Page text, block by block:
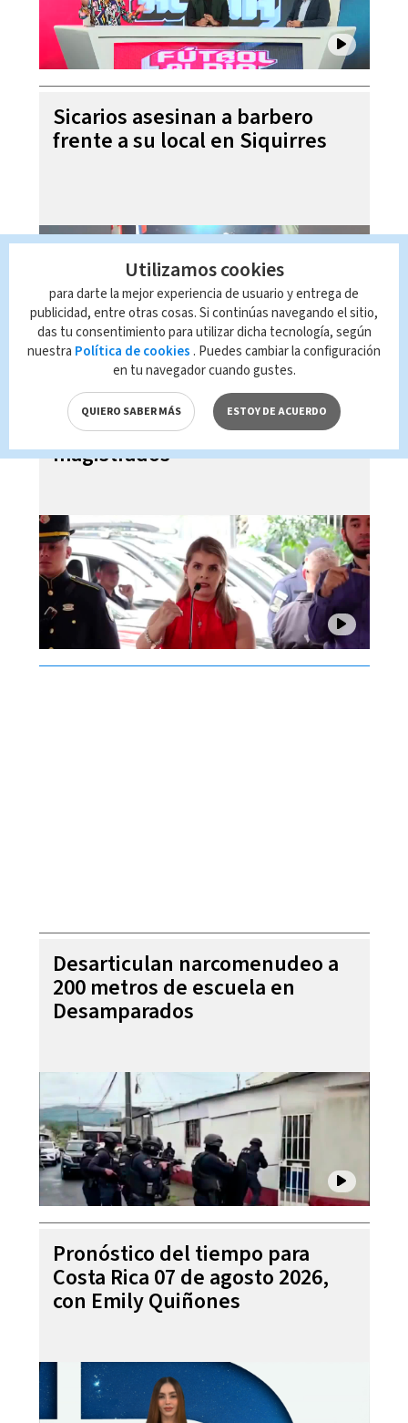
Sicarios asesinan a barbero
frente a su local en Siquirres
Laura Fernández niega ser
dictadora ante críticas de
magistrados
Desarticulan narcomenudeo a
200 metros de escuela en
Desamparados
Pronóstico del tiempo para
Costa Rica 07 de agosto 2026,
con Emily Quiñones
Utilizamos cookies
para darte la mejor experiencia de usuario y entrega de
publicidad, entre otras cosas. Si continúas navegando el sitio,
das tu consentimiento para utilizar dicha tecnología, según
nuestra Política de cookies . Puedes cambiar la configuración
en tu navegador cuando gustes.
QUIERO SABER MÁS ESTOY DE ACUERDO